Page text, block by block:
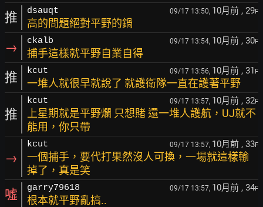
推 dsauqt 09/17 13:50, 10月前 , 29F
高的問題絕對平野的鍋
→ ckalb 09/17 13:54, 10月前 , 30F
捕手這樣就平野自業自得
推 kcut 09/17 13:56, 10月前 , 31 F
一堆人就很早就說了 就護衛隊一直在護著平野
推
kcut 09/17 13:57, 10月前 , 32F
上星期就是平野爛 只想賭 還一堆人護航，UJ就不
能用，你只帶
→
kcut 09/17 13:57, 10月前 , 33F
一個捕手，要代打果然沒人可換，一場就這樣輸
掉了，真是笑
噓 garry79618 09/17 13:57, 10月前 , 34F
根本就平野亂搞..